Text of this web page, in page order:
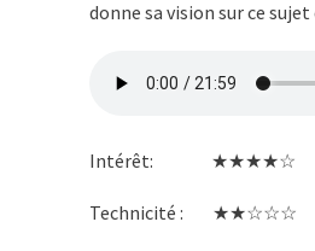
donne sa vision sur ce
Intérêt: ★★★★☆
Technicité : ★★☆☆☆